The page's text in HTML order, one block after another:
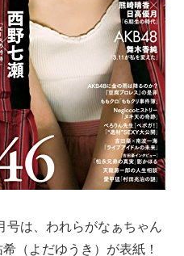
号は、われらがなぁちゃん
（よだゆうき）が表紙！